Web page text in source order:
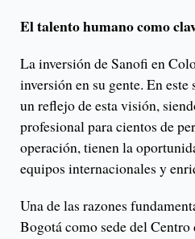
El talento humano como
La inversión de Sanofi en
inversión en su gente. En
un reflejo de esta visión,
profesional para cientos de
operación, tienen la
equipos internacionales y
Una de las razones
Bogotá como sede del Centro